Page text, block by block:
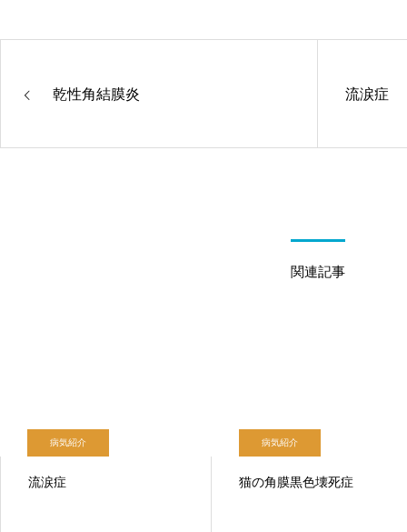
乾性角結膜炎 流涙症
関連記事
病気紹介
流涙症
病気紹介
猫の角膜黒色壊死症